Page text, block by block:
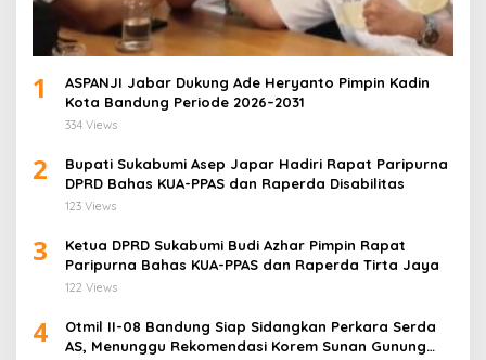
1
ASPANJI Jabar Dukung Ade Heryanto Pimpin Kadin
Kota Bandung Periode 2026–2031
334 Views
2
Bupati Sukabumi Asep Japar Hadiri Rapat Paripurna
DPRD Bahas KUA-PPAS dan Raperda Disabilitas
123 Views
3
Ketua DPRD Sukabumi Budi Azhar Pimpin Rapat
Paripurna Bahas KUA-PPAS dan Raperda Tirta Jaya
122 Views
4
Otmil II-08 Bandung Siap Sidangkan Perkara Serda
AS, Menunggu Rekomendasi Korem Sunan Gunung